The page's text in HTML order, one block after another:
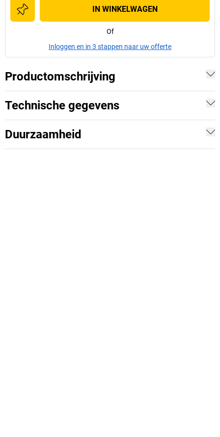
IN WINKELWAGEN
Of
Inloggen en in 3 stappen naar uw offerte
Productomschrijving
Technische gegevens
Duurzaamheid